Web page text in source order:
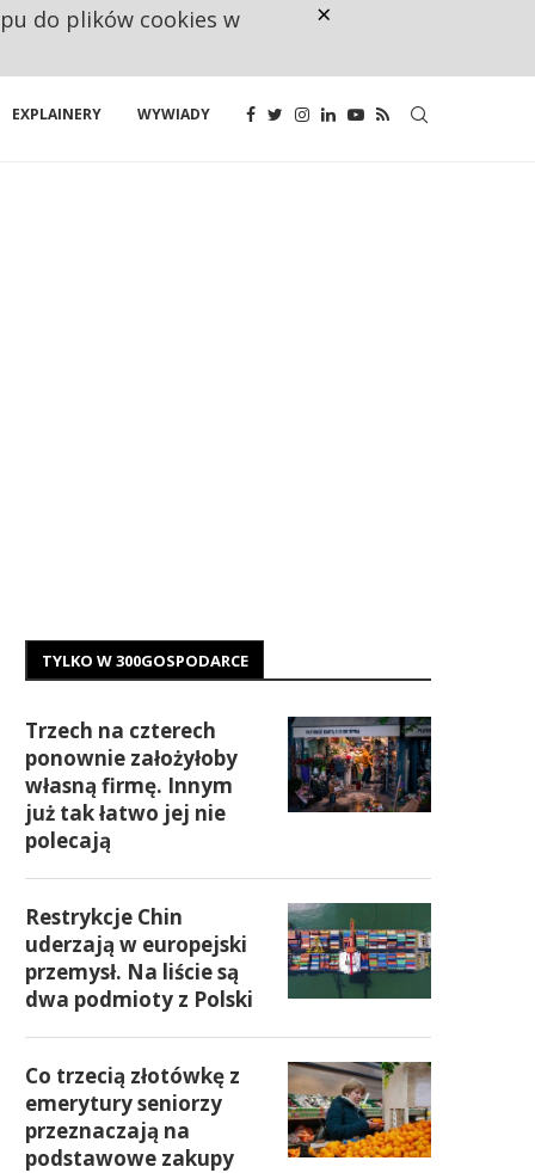
EXPLAINERY WYWIADY
TYLKO W 300GOSPODARCE
Trzech na czterech
ponownie założyłoby
własną firmę. Innym
już tak łatwo jej nie
polecają
Restrykcje Chin
uderzają w europejski
przemysł. Na liście są
dwa podmioty z Polski
Co trzecią złotówkę z
emerytury seniorzy
przeznaczają na
podstawowe zakupy
do plików cookies w ×